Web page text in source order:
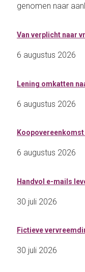
genomen naar
Van verplicht naar
6 augustus 2026
Lening omkatten
6 augustus 2026
6 augustus 2026
Handvol e-mails
30 juli 2026
Fictieve
30 juli 2026